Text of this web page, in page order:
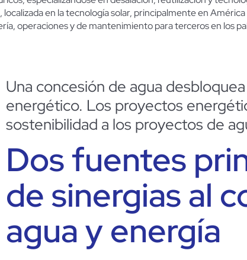
en latecnología solar, principalmente en América
operaciones y de mantenimiento para terceros en los
Una concesión de agua
energético. Los proyectos
sostenibilidad a los proyectos de
Dos fuentes
de sinergias al
agua y energía